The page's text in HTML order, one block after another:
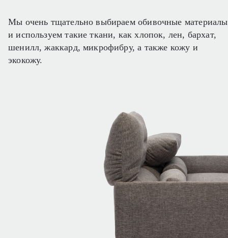
Мы очень тщательно выбираем обивочные материалы
и используем такие ткани, как хлопок, лен, бархат,
шенилл, жаккард, микрофибру, а также кожу и
экокожу.